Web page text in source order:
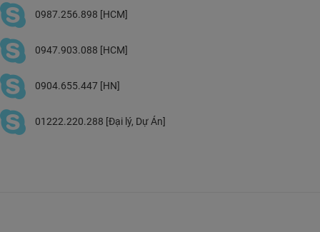
0987.256.898 [HCM]
0947.903.088 [HCM]
0904.655.447 [HN]
01222.220.288 [Đại lý, Dự Án]